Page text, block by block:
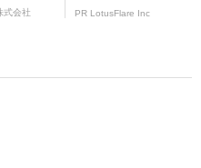
式会社 PR LotusFlare Inc